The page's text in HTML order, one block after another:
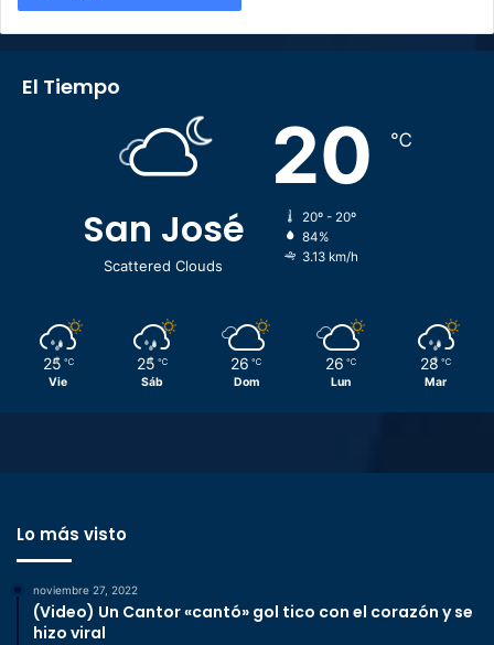
El Tiempo
San José
Scattered Clouds
20 ℃
20º - 20º
84%
3.13 km/h
25 ℃
Vie
25 ℃
Sáb
26 ℃
Dom
26 ℃
Lun
28 ℃
Mar
Lo más visto
noviembre 27, 2022
(Video) Un Cantor «cantó» gol tico con el corazón y se
hizo viral